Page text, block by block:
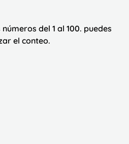
del 1 al 100. puedes
el conteo.